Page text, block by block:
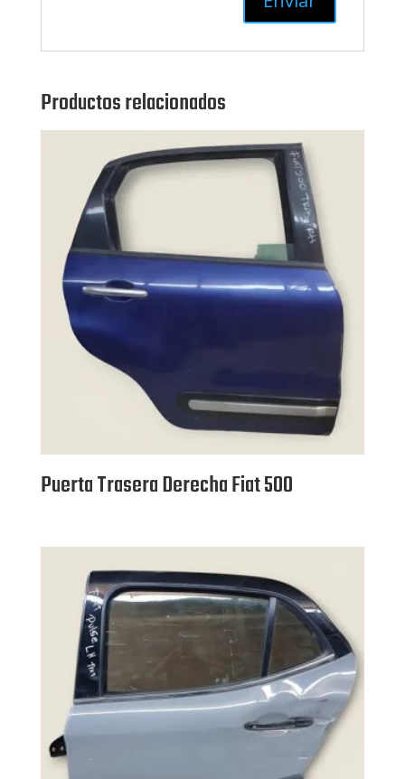
Productos relacionados
Puerta Trasera Derecha Fiat 500